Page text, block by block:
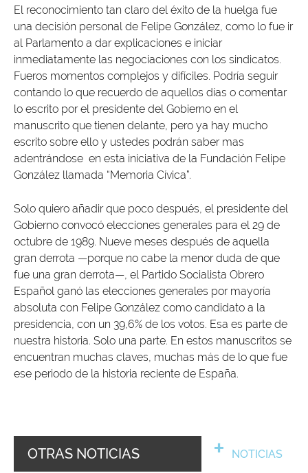
El reconocimiento tan claro del éxito de la huelga fue
una decisión personal de Felipe González, como lo fue ir
al Parlamento a dar explicaciones e iniciar
inmediatamente las negociaciones con los sindicatos.
Fueros momentos complejos y difíciles. Podría seguir
contando lo que recuerdo de aquellos días o comentar
lo escrito por el presidente del Gobierno en el
manuscrito que tienen delante, pero ya hay mucho
escrito sobre ello y ustedes podrán saber mas
adentrándose en esta iniciativa de la Fundación Felipe
González llamada “Memoria Cívica”.
Solo quiero añadir que poco después, el presidente del
Gobierno convocó elecciones generales para el 29 de
octubre de 1989. Nueve meses después de aquella
gran derrota —porque no cabe la menor duda de que
fue una gran derrota—, el Partido Socialista Obrero
Español ganó las elecciones generales por mayoría
absoluta con Felipe González como candidato a la
presidencia, con un 39,6% de los votos. Esa es parte de
nuestra historia. Solo una parte. En estos manuscritos se
encuentran muchas claves, muchas más de lo que fue
ese periodo de la historia reciente de España.
OTRAS NOTICIAS NOTICIAS